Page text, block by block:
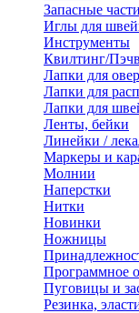
Запасные части
Иглы для
Инструменты
Квилтинг/
Лапки для
Лапки для
Лапки для
Ленты, бейки
Линейки /
Маркеры и
Молнии
Наперстки
Нитки
Новинки
Ножницы
Программное
Пуговицы и
Резинка,